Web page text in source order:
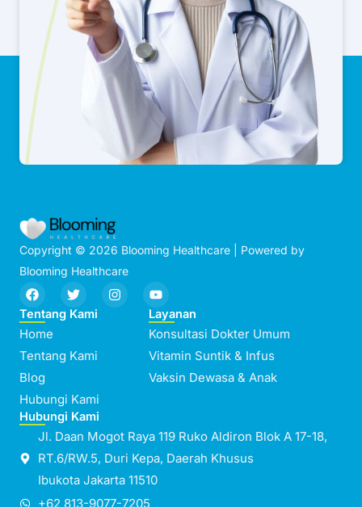
Copyright © 2026 Blooming Healthcare | Powered by
Blooming Healthcare
F
a
c
e
b
o
o
k
T
w
i
e
r
I
n
Y
o
u
t
u
b
e
Tentang Kami
Home
Tentang Kami
Blog
Hubungi Kami
Layanan
Konsultasi Dokter Umum
Vitamin Suntik & Infus
Vaksin Dewasa & Anak
Hubungi Kami
Jl. Daan Mogot Raya 119 Ruko Aldiron Blok A 17-18,
RT.6/RW.5, Duri Kepa, Daerah Khusus
Ibukota Jakarta 11510
+62 813-9077-7205